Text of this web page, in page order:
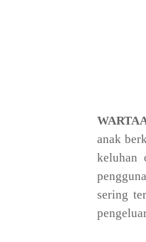
anak
keluhan
sering